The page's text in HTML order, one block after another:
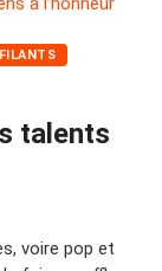
talents
voire pop et